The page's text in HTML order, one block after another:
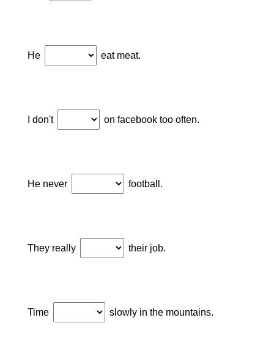
He eat meat.
I don't on facebook too often.
He never football.
They really their job.
Time slowly in the mountains.